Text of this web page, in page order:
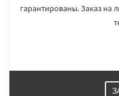
гарантированы. Заказ